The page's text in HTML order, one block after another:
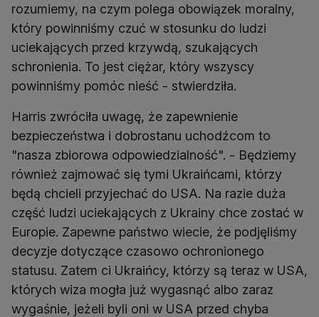
rozumiemy, na czym polega obowiązek moralny,
który powinniśmy czuć w stosunku do ludzi
uciekających przed krzywdą, szukających
schronienia. To jest ciężar, który wszyscy
powinniśmy pomóc nieść - stwierdziła.
Harris zwróciła uwagę, że zapewnienie
bezpieczeństwa i dobrostanu uchodźcom to
"nasza zbiorowa odpowiedzialność". - Będziemy
również zajmować się tymi Ukraińcami, którzy
będą chcieli przyjechać do USA. Na razie duża
część ludzi uciekających z Ukrainy chce zostać w
Europie. Zapewne państwo wiecie, że podjęliśmy
decyzje dotyczące czasowo ochronionego
statusu. Zatem ci Ukraińcy, którzy są teraz w USA,
których wiza mogła już wygasnąć albo zaraz
wygaśnie, jeżeli byli oni w USA przed chyba